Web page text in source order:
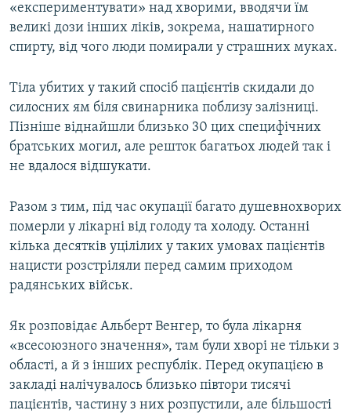
«експериментувати» над хворими, вводячи їм
великі дози інших ліків, зокрема, нашатирного
спирту, від чого люди помирали у страшних муках.
Тіла убитих у такий спосіб пацієнтів скидали до
силосних ям біля свинарника поблизу залізниці.
Пізніше віднайшли близько 30 цих специфічних
братських могил, але решток багатьох людей так і
не вдалося відшукати.
Разом з тим, під час окупації багато душевнохворих
померли у лікарні від голоду та холоду. Останні
кілька десятків уцілілих у таких умовах пацієнтів
нацисти розстріляли перед самим приходом
радянських військ.
Як розповідає Альберт Венгер, то була лікарня
«всесоюзного значення», там були хворі не тільки з
області, а й з інших республік. Перед окупацією в
закладі налічувалось близько півтори тисячі
пацієнтів, частину з них розпустили, але більшості